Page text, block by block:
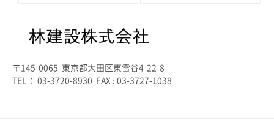
〒145-0065 東京都大田区東雪谷4-22-8
TEL： 03-3720-8930 FAX : 03-3727-1038